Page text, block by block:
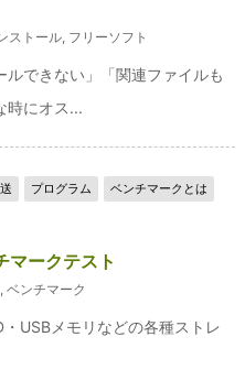
ストール, フリーソフト
ルできない」「関連ファイルも
時にオス...
プログラム ベンチマークとは
マークテスト
, ベンチマーク
USBメモリなどの各種ストレ